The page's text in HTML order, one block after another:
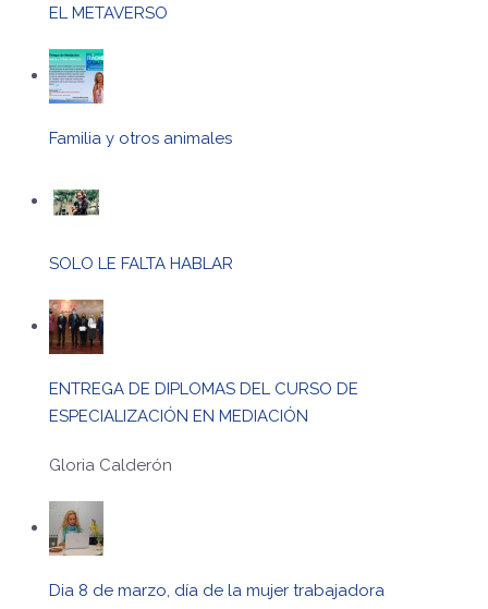
EL METAVERSO
Familia y otros animales
SOLO LE FALTA HABLAR
ENTREGA DE DIPLOMAS DEL CURSO DE
ESPECIALIZACIÓN EN MEDIACIÓN
Gloria Calderón
Dia 8 de marzo, día de la mujer trabajadora